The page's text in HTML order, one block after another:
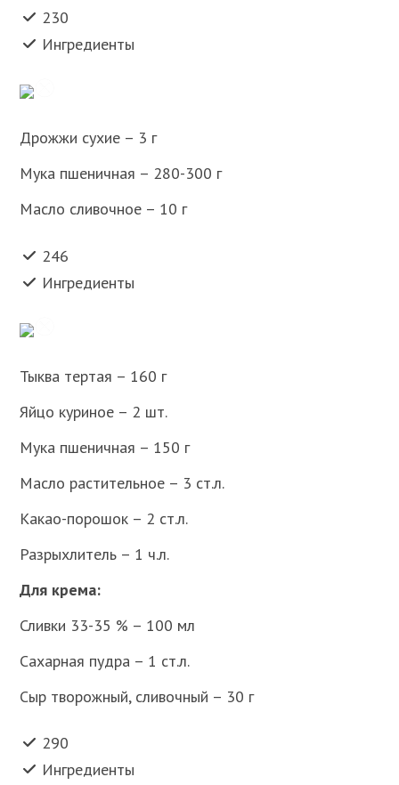
230
Ингредиенты
Дрожжи сухие – 3 г
Мука пшеничная – 280-300 г
Масло сливочное – 10 г
246
Ингредиенты
Тыква тертая – 160 г
Яйцо куриное – 2 шт.
Мука пшеничная – 150 г
Масло растительное – 3 ст.л.
Какао-порошок – 2 ст.л.
Разрыхлитель – 1 ч.л.
Для крема:
Сливки 33-35 % – 100 мл
Сахарная пудра – 1 ст.л.
Сыр творожный, сливочный – 30 г
290
Ингредиенты